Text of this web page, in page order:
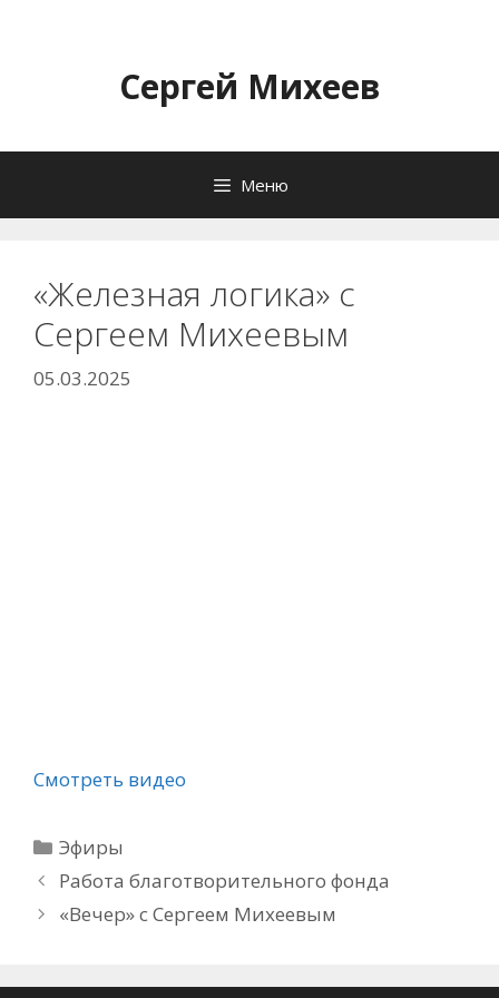
содержимомуСергей Михеев
Меню
«Железная логика» с
Сергеем Михеевым
05.03.2025
Смотреть видео
Рубрики
Эфиры
Работа благотворительного фонда
«Вечер» с Сергеем Михеевым